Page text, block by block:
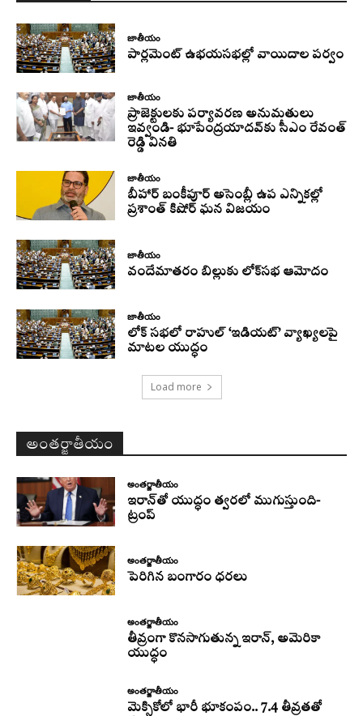
జాతీయం
పార్లమెంట్ ఉభయసభల్లో వాయిదాల పర్వం
జాతీయం
ప్రాజెక్టులకు పర్యావరణ అనుమతులు
ఇవ్వండి- భూపేంద్రయాదవ్‌కు సీఎం రేవంత్‌
రెడ్డి వినతి
జాతీయం
బీహార్ బంకీపూర్ అసెంబ్లీ ఉప ఎన్నికల్లో
ప్రశాంత్ కిషోర్ ఘన విజయం
జాతీయం
వందేమాతరం బిల్లుకు లోక్‌సభ ఆమోదం
జాతీయం
లోక్ సభలో రాహుల్ ‘ఇడియట్’ వ్యాఖ్యలపై
మాటల యుద్ధం
Load more
అంతర్జాతీయం
అంతర్జాతీయం
ఇరాన్‌తో యుద్ధం త్వరలో ముగుస్తుంది-
ట్రంప్‌
అంతర్జాతీయం
పెరిగిన బంగారం ధరలు
అంతర్జాతీయం
తీవ్రంగా కొనసాగుతున్న ఇరాన్‌, అమెరికా
యుద్ధం
అంతర్జాతీయం
మెక్సికోలో భారీ భూకంపం.. 7.4 తీవ్రతతో